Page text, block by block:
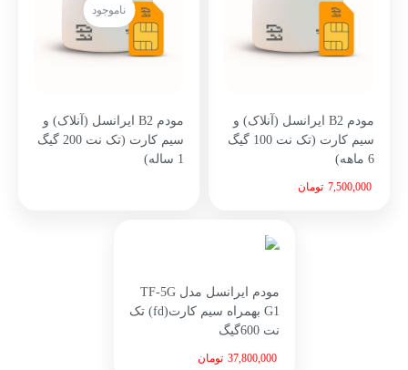
مودم B2 ایرانسل (آنلاک) و
سیم کارت (تک نت 100 گیگ
6 ماهه)
تومان
ناموجود
مودم B2 ایرانسل (آنلاک) و
سیم کارت (تک نت 200 گیگ
1 ساله)
مودم ایرانسل مدل TF-5G
G1 بهمراه سیم کارت(fd) تک
نت 600گیگ
تومان 37,800,000